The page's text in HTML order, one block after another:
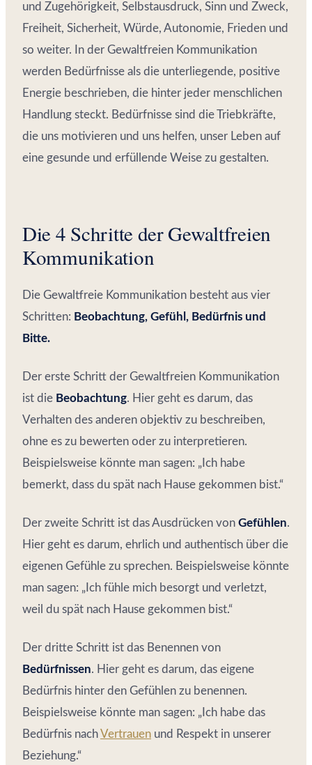
und Zugehörigkeit, Selbstausdruck, Sinn und Zweck,
Freiheit, Sicherheit, Würde, Autonomie, Frieden und
so weiter. In der Gewaltfreien Kommunikation
werden Bedürfnisse als die unterliegende, positive
Energie beschrieben, die hinter jeder menschlichen
Handlung steckt. Bedürfnisse sind die Triebkräfte,
die uns motivieren und uns helfen, unser Leben auf
eine gesunde und erfüllende Weise zu gestalten.
Die 4 Schritte der Gewaltfreien
Kommunikation
Die Gewaltfreie Kommunikation besteht aus vier
Schritten: Beobachtung, Gefühl, Bedürfnis und
Bitte.
Der erste Schritt der Gewaltfreien Kommunikation
ist die Beobachtung. Hier geht es darum, das
Verhalten des anderen objektiv zu beschreiben,
ohne es zu bewerten oder zu interpretieren.
Beispielsweise könnte man sagen: „Ich habe
bemerkt, dass du spät nach Hause gekommen bist.“
Der zweite Schritt ist das Ausdrücken von Gefühlen.
Hier geht es darum, ehrlich und authentisch über die
eigenen Gefühle zu sprechen. Beispielsweise könnte
man sagen: „Ich fühle mich besorgt und verletzt,
weil du spät nach Hause gekommen bist.“
Der dritte Schritt ist das Benennen von
Bedürfnissen. Hier geht es darum, das eigene
Bedürfnis hinter den Gefühlen zu benennen.
Beispielsweise könnte man sagen: „Ich habe das
Bedürfnis nachVertrauen und Respekt in unserer
Beziehung.“